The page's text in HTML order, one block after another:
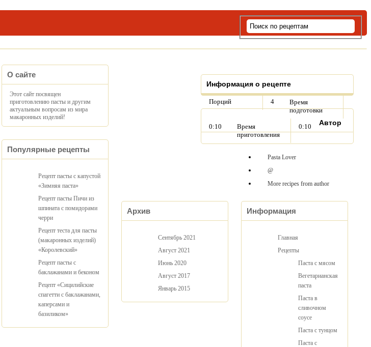
Информация о рецепте
Порций 4
Время
подготовки
0:10
Время
приготовления
0:10 Автор
Pasta Lover
@
More recipes from author
О сайте
Этот сайт посвящен
приготовлению пасты и другим
актуальным вопросам из мира
макаронных изделий!
Популярные рецепты
Рецепт пасты с капустой
«Зимняя паста»
Рецепт пасты Пичи из
шпината с помидорами
черри
Рецепт теста для пасты
(макаронных изделий)
«Королевский»
Рецепт пасты с
баклажанами и беконом
Рецепт «Сицилийские
спагетти с баклажанами,
каперсами и
базиликом»
Архив
Сентябрь 2021
Август 2021
Июнь 2020
Август 2017
Январь 2015
Информация
Главная
Рецепты
Паста с мясом
Вегетарианская
паста
Паста в
сливочном
соусе
Паста с тунцом
Паста с